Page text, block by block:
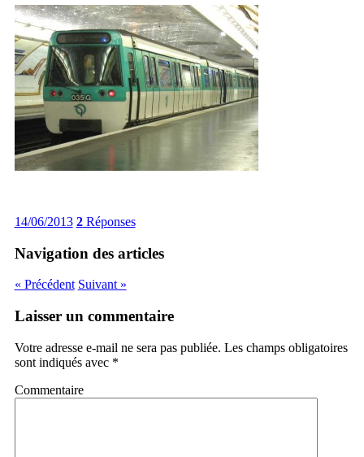
14/06/2013 2Réponses
Navigation des articles
« Précédent Suivant »
Laisser un commentaire
Votre adresse e-mail ne sera pas publiée. Les champs obligatoires
sont indiqués avec *
Commentaire